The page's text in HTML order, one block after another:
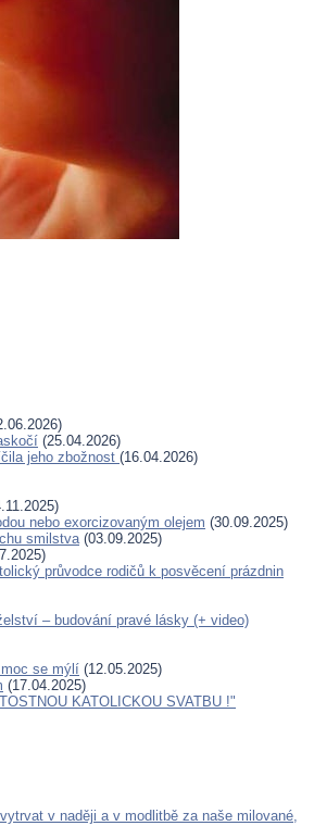
(25.04.2026)
jeho zbožnost (16.04.2026)
nebo exorcizovaným olejem (30.09.2025)
smilstva(03.09.2025)
průvodce rodičů k posvěcení prázdnin
– budování pravé lásky (+ video)
se mýlí (12.05.2025)
(17.04.2025)
KATOLICKOU SVATBU !"
v naději a v modlitbě za naše milované,